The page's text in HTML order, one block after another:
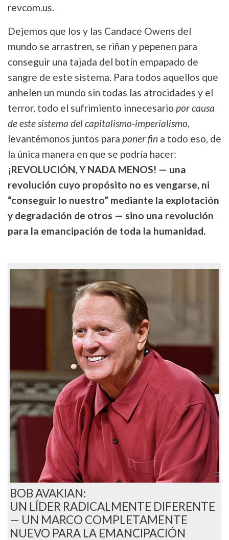
revcom.us.
Dejemos que los y las Candace Owens del
mundo se arrastren, se riñan y pepenen para
conseguir una tajada del botín empapado de
sangre de este sistema. Para todos aquellos que
anhelen un mundo sin todas las atrocidades y el
terror, todo el sufrimiento innecesario por causa
de este sistema del capitalismo-imperialismo,
levantémonos juntos para poner fin a todo eso, de
la única manera en que se podría hacer:
¡REVOLUCIÓN, Y NADA MENOS! — una
revolución cuyo propósito no es vengarse, ni
“conseguir lo nuestro” mediante la explotación
y degradación de otros — sino una revolución
para la emancipación de toda la humanidad.
BOB AVAKIAN:
UN LÍDER RADICALMENTE DIFERENTE
— UN MARCO COMPLETAMENTE
NUEVO PARA LA EMANCIPACIÓN